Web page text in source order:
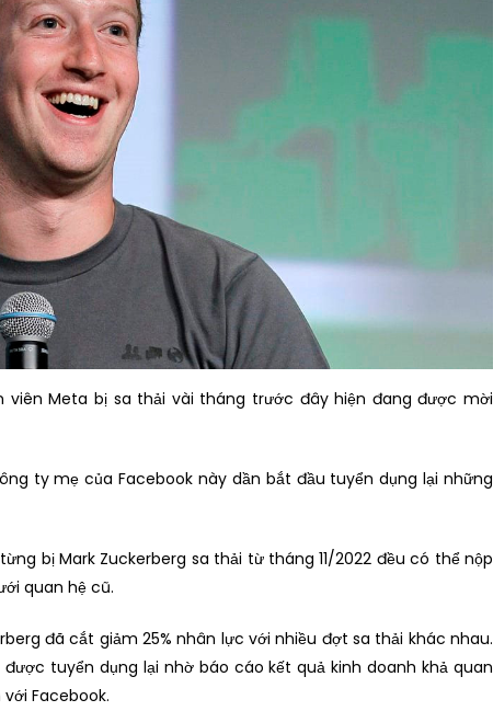
viên Meta bị sa thải vài tháng trước đây hiện đang được mời
ty mẹ của Facebook này dần bắt đầu tuyển dụng lại những
bị Mark Zuckerberg sa thải từ tháng 11/2022 đều có thể nộp
quan hệ cũ.
đã cắt giảm 25% nhân lực với nhiều đợt sa thải khác nhau.
tuyển dụng lại nhờ báo cáo kết quả kinh doanh khả quan
Facebook.